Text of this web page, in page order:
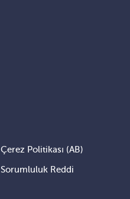
Çerez Politikası (AB)
Sorumluluk Reddi